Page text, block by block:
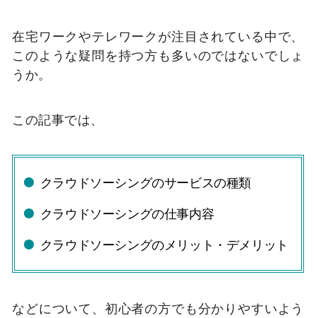
在宅ワークやテレワークが注目されている中で、
このような疑問を持つ方も多いのではないでしょ
うか。
この記事では、
クラウドソーシングのサービスの種類
クラウドソーシングの仕事内容
クラウドソーシングのメリット・デメリット
などについて、初心者の方でも分かりやすいよう